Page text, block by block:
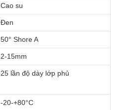
Cao su
Đen
50° Shore A
2-15mm
25 lần độ dày lớp phủ
-20-+80°C